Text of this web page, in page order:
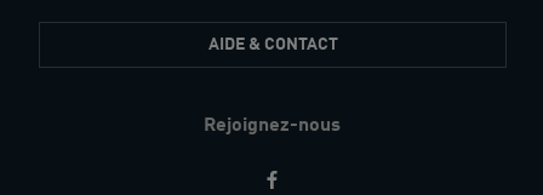
AIDE & CONTACT
Rejoignez-nous